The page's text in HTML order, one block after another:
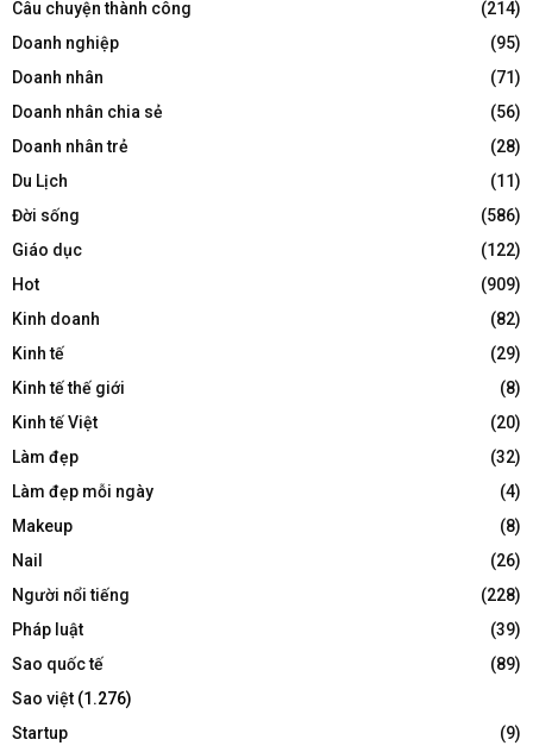
Câu chuyện thành công
(214)
Doanh nghiệp
(95)
Doanh nhân
(71)
Doanh nhân chia sẻ
(56)
Doanh nhân trẻ
(28)
Du Lịch
(11)
Đời sống
(586)
Giáo dục
(122)
Hot
(909)
Kinh doanh
(82)
Kinh tế
(29)
Kinh tế thế giới
(8)
Kinh tế Việt
(20)
Làm đẹp
(32)
Làm đẹp mỗi ngày
(4)
Makeup
(8)
Nail
(26)
Người nổi tiếng
(228)
Pháp luật
(39)
Sao quốc tế
(89)
Sao việt (1.276)
Startup
(9)